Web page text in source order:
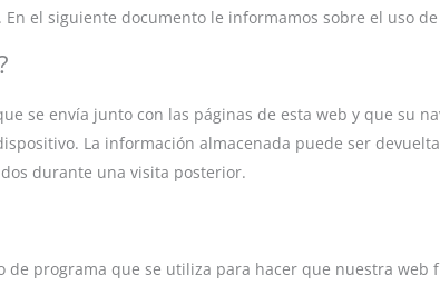
el siguiente documento le informamos sobre el uso
se envía junto con las páginas de esta web y que su
La información almacenada puede ser
durante una visita posterior.
de programa que se utiliza para hacer que nuestra web